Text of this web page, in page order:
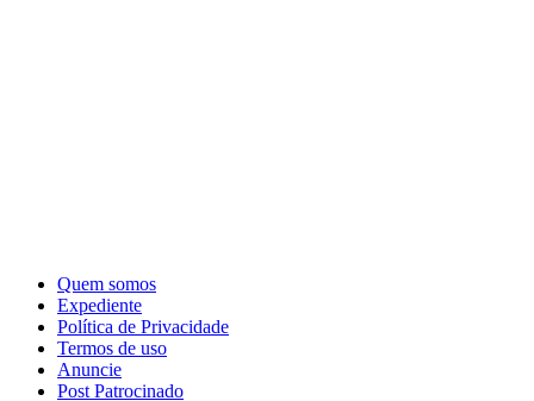
Quem somos
Expediente
Política de Privacidade
Termos de uso
Anuncie
Post Patrocinado